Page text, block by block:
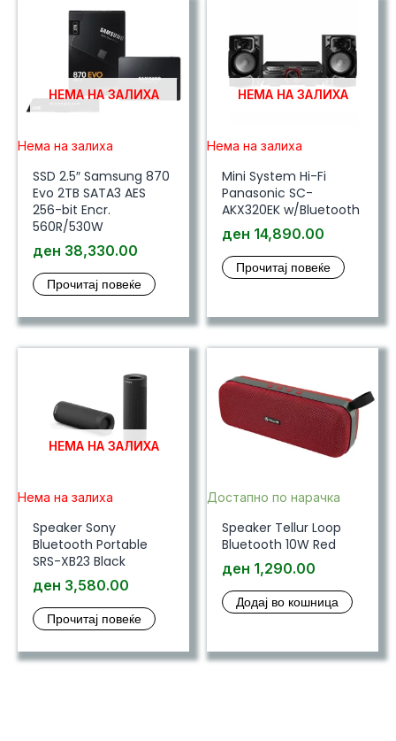
НЕМА НА ЗАЛИХА
Нема на залиха
SSD 2.5″ Samsung 870
Evo 2TB SATA3 AES
256-bit Encr.
560R/530W
ден 38,330.00
Прочитај повеќе
НЕМА НА ЗАЛИХА
Нема на залиха
Mini System Hi-Fi
Panasonic SC-
AKX320EK w/Bluetooth
ден 14,890.00
Прочитај повеќе
НЕМА НА ЗАЛИХА
Нема на залиха
Speaker Sony
Bluetooth Portable
SRS-XB23 Black
ден 3,580.00
Прочитај повеќе
Достапно по нарачка
Speaker Tellur Loop
Bluetooth 10W Red
ден 1,290.00
Додај во кошница